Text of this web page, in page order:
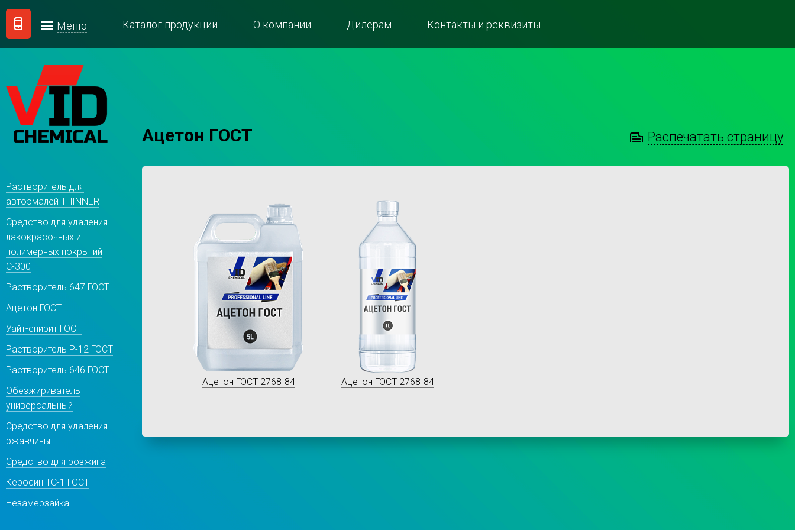
Меню Каталог продукции О компании Дилерам Контакты и реквизиты
Ацетон ГОСТ Распечатать страницу
Растворитель для
автоэмалей THINNER
Средство для удаления
лакокрасочных и
полимерных покрытий
С-300
Растворитель 647 ГОСТ
Ацетон ГОСТ
Уайт-спирит ГОСТ
Растворитель Р-12 ГОСТ
Растворитель 646 ГОСТ
Обезжириватель
универсальный
Средство для удаления
ржавчины
Средство для розжига
Керосин ТС-1 ГОСТ
Незамерзайка
Ацетон ГОСТ 2768-84 Ацетон ГОСТ 2768-84